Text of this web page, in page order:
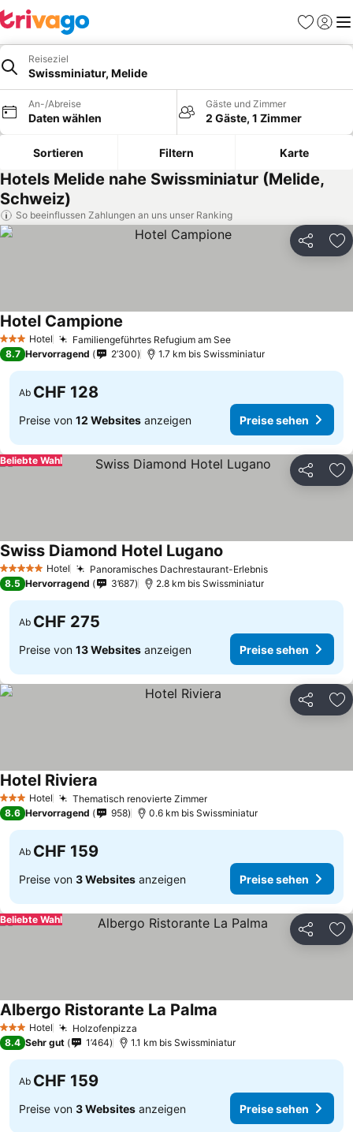
Favoriten
Reiseziel
Swissminiatur, Melide
An-/Abreise
Daten wählen
Gäste und Zimmer
2 Gäste, 1 Zimmer
Sortieren Filtern Karte
Hotels Melide nahe Swissminiatur (Melide,
Schweiz)
So beeinflussen Zahlungen an uns unser Ranking
Teilen
3 SterneHotel Familiengeführtes Refugium am SeePreise sehen
Hotel Campione
8.7 Hervorragend 2’300 1.7 km bis Swissminiatur
Ab CHF 128
Preise von 12 Websites anzeigen Preise sehen
Teilen
Beliebte Wahl
5 Sterne Hotel Panoramisches Dachrestaurant-ErlebnisPreise sehen
Swiss Diamond Hotel Lugano
8.5 Hervorragend 3’687 2.8 km bis Swissminiatur
Ab CHF 275
Preise von 13 Websites anzeigen Preise sehen
Teilen
3 SterneHotel Thematisch renovierte ZimmerPreise sehen
Hotel Riviera
8.6 Hervorragend 958 0.6 km bis Swissminiatur
Ab CHF 159
Preise von 3 Websites anzeigen Preise sehen
Teilen
Beliebte Wahl
3 SterneHotel Holzofenpizza
Albergo Ristorante La Palma
8.4 Sehr gut 1’464 1.1 km bis Swissminiatur
Ab CHF 159
Preise von 3 Websites anzeigen Preise sehen